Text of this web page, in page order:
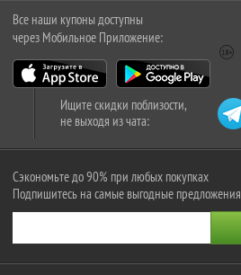
Все наши купоны доступны
через Мобильное Приложение:
Ищите скидки поблизости,
не выходя из чата:
Сэкономьте до 90% при любых покупках
Подпишитесь на самые выгодные предложения